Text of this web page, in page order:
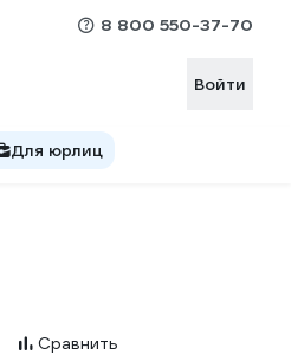
8 800 550-37-70
Войти
Для юрлиц
Сравнить